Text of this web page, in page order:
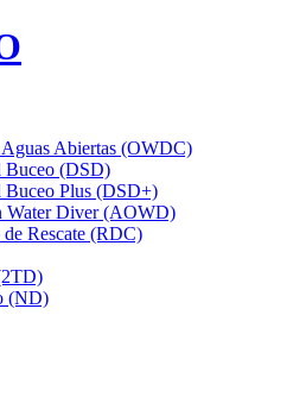
Abiertas (OWDC)
Buceo (DSD)
Buceo Plus (DSD+)
Water Diver (AOWD)
Rescate (RDC)
(ND)